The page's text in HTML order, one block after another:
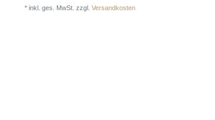
* inkl. ges. MwSt. zzgl. Versandkosten